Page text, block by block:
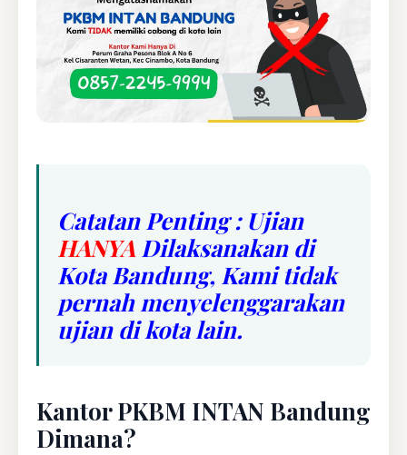
Catatan Penting : Ujian
HANYA Dilaksanakan di
Kota Bandung, Kami tidak
pernah menyelenggarakan
ujian di kota lain.
Kantor PKBM INTAN Bandung
Dimana?